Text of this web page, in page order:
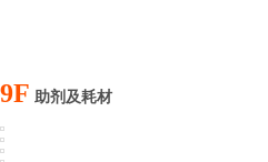
9F 助剂及耗材